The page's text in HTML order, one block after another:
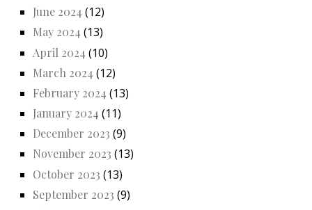
June 2024 (12)
May 2024 (13)
April 2024 (10)
March 2024 (12)
February 2024 (13)
January 2024 (11)
December 2023 (9)
November 2023 (13)
October 2023 (13)
September 2023 (9)